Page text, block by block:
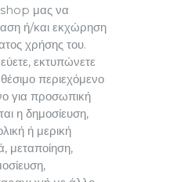
shop μας να
ή/και εκχώρηση
χρήσης του.
εκτυπώνετε
περιεχόμενο
για προσωπική
η δημοσίευση,
ή μερική
μεταποίηση,